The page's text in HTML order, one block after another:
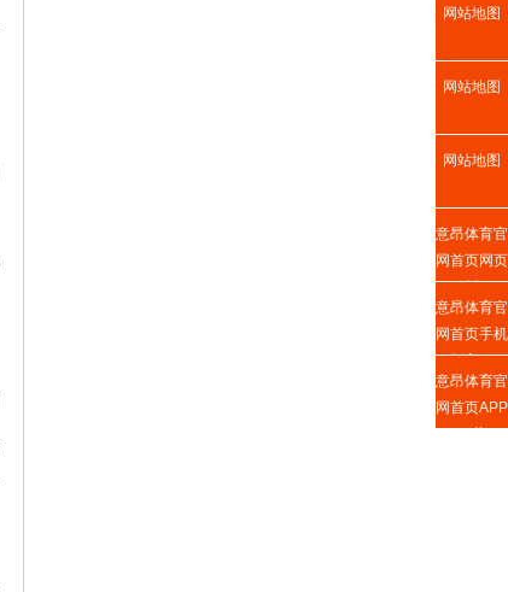
网站地图
网站地图
网站地图
意昂体育官
网首页网页
版
意昂体育官
网首页手机
版入口
意昂体育官
网首页APP
下载